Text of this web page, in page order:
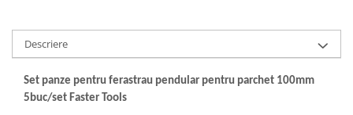
Accesorii pentru frezare
Carote pentru ceramica
Dischete pentru slefuire ceramica
Carote HSS
Descriere
Set panze pentru ferastrau pendular pentru parchet 100mm
5buc/set Faster Tools